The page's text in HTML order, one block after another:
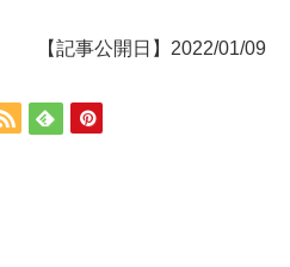
【記事公開日】2022/01/09